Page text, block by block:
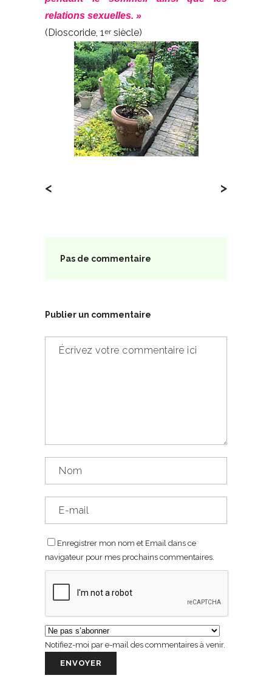
relations sexuelles. »
(Dioscoride, 1 ersiècle)
< >
Pas de commentaire
Publier un commentaire
Enregistrer mon nom et Email dans ce
navigateur pour mes prochains commentaires.
Notifiez-moi par e-mail des commentaires à venir.